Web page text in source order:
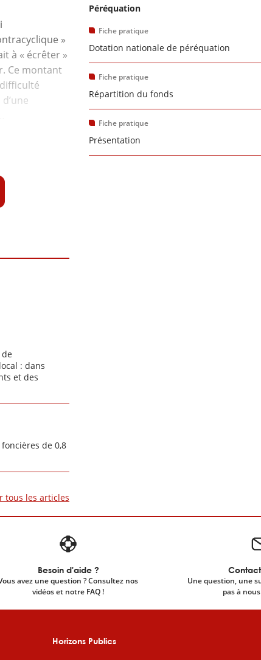
»
à « écrêter »
Ce montant
: dans
et des
de 0,8
tous les articles
Péréquation
Fiche pratique
Dotation nationale de péréquation
Fiche pratique
Répartition du fonds
Fiche pratique
Présentation
Besoin d'aide ?
avez une question ? Consultez nos
vidéos et notre FAQ !
Une question, une
pas à
Horizons Publics